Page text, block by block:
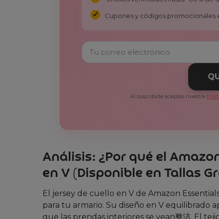
Cupones y códigos promocionales
Al suscribirte aceptas nuestra
Análisis: ¿Por qué el
en V (Disponible en Tallas
El jersey de cuello en V de Amazon
para tu armario. Su diseño en V equilibrado
que las prendas interiores se vean整洁. El